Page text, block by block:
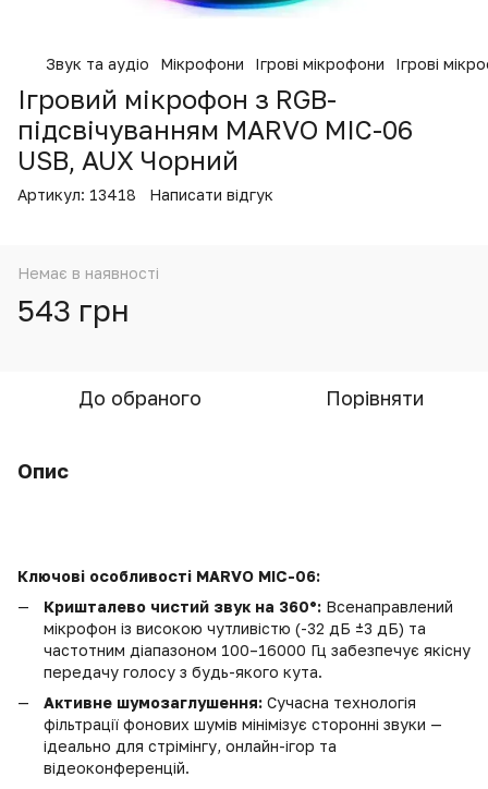
Звук та аудіо Мікрофони Ігрові мікрофони Ігрові
Ігровий мікрофон з RGB-
підсвічуванням MARVO MIC-06
USB, AUX Чорний
Артикул: 13418 Написати відгук
Немає в наявності
543 грн
До обраного Порівняти
Опис
Ключові особливості MARVO MIC-06:
Кришталево чистий звук на 360°: Всенаправлений
мікрофон із високою чутливістю (-32 дБ ±3 дБ) та
частотним діапазоном 100–16000 Гц забезпечує якісну
передачу голосу з будь-якого кута.
Активне шумозаглушення: Сучасна технологія
фільтрації фонових шумів мінімізує сторонні звуки —
ідеально для стрімінгу, онлайн-ігор та
відеоконференцій.